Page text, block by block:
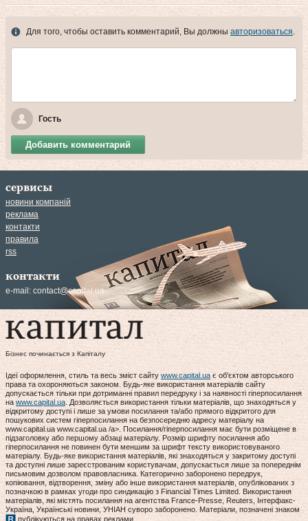
Для того, чтобы оставить комментарий, Вы должны авторизоваться
Гость
Добавить комментарий
сервисы
новини компаній
реклама
контакти
правила
rss
контакти
e-mail: contact@capital.ua
Бізнес починається з Капіталу
Ідеї оформлення, стиль та весь зміст сайту www.capital.ua є об'єктом авторського
права та охороняються законом. Будь-яке використання матеріалів сайту
допускається тільки при дотриманні правил передруку і за наявності гіперпосилання
на www.capital.ua . Дозволяється використання тільки матеріалів, що знаходяться у
відкритому доступі і лише за умови посилання та/або прямого відкритого для
пошукових систем гіперпосилання на безпосередню адресу матеріалу на
www.capital.ua www.capital.ua /a>. Посилання/гіперпосилання має бути розміщене в
підзаголовку або першому абзаці матеріалу. Розмір шрифту посилання або
гіперпосилання не повинен бути меншим за шрифт тексту використовуваного
матеріалу. Будь-яке використання матеріалів, які знаходяться у закритому доступі
та доступні лише зареєстрованим користувачам, допускається лише за попереднім
письмовим дозволом правовласника. Категорично заборонено передрук,
копіювання, відтворення, зміну або інше використання матеріалів, опублікованих з
позначкою в рамках угоди про синдикацію з Financial Times Limited. Використання
матеріалів, які містять посилання на агентства France-Presse, Reuters, Інтерфакс-
Україна, Українські новини, УНІАН суворо заборонено. Матеріали, позначені знаком
публікуються на правах реклами.